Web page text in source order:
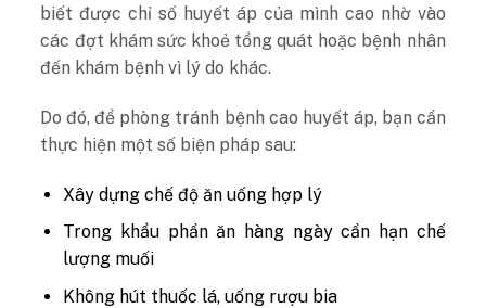
biết được chỉ số huyết áp của mình cao nhờ vào
các đợt khám sức khoẻ tổng quát hoặc bệnh nhân
đến khám bệnh vì lý do khác.
Do đó, để phòng tránh bệnh cao huyết áp, bạn cần
thực hiện một số biện pháp sau:
Xây dựng chế độ ăn uống hợp lý
Trong khẩu phần ăn hàng ngày cần hạn chế
lượng muối
Không hút thuốc lá, uống rượu bia